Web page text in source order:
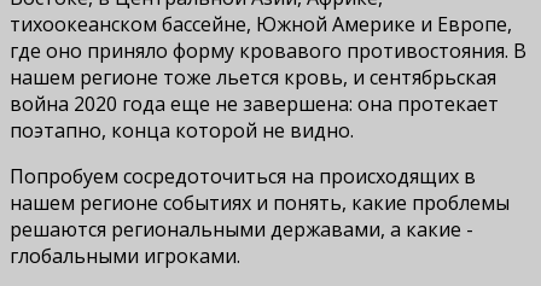
тихоокеанском бассейне, Южной Америке и Европе,
где оно приняло форму кровавого противостояния. В
нашем регионе тоже льется кровь, и сентябрьская
война 2020 года еще не завершена: она протекает
поэтапно, конца которой не видно.
Попробуем сосредоточиться на происходящих в
нашем регионе событиях и понять, какие проблемы
решаются региональными державами, а какие -
глобальными игроками.